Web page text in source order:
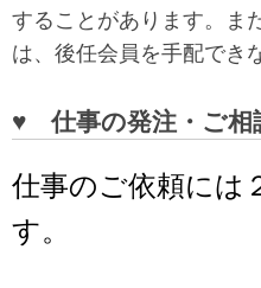
することがあります。ま
は、後任会員を手配でき
♥ 仕事の発注・ご相
仕事のご依頼には
す。